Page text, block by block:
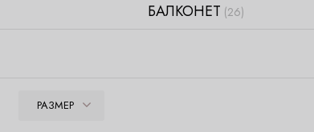
БАЛКОНЕТ (26)
РАЗМЕР